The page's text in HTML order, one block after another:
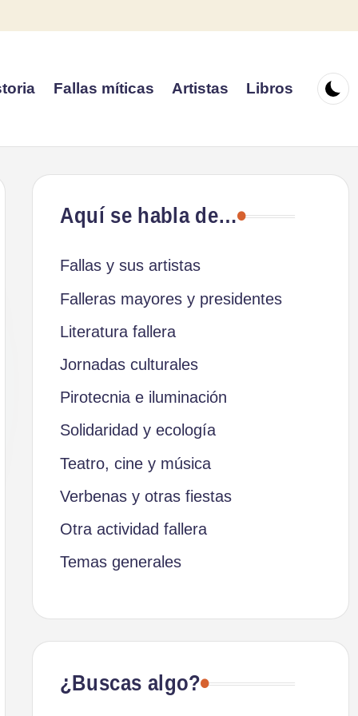
Fallas míticas Artistas Libros
Aquí se habla de…
Fallas y sus artistas
Falleras mayores y presidentes
Literatura fallera
Jornadas culturales
Pirotecnia e iluminación
Solidaridad y ecología
Teatro, cine y música
Verbenas y otras fiestas
Otra actividad fallera
Temas generales
¿Buscas algo?